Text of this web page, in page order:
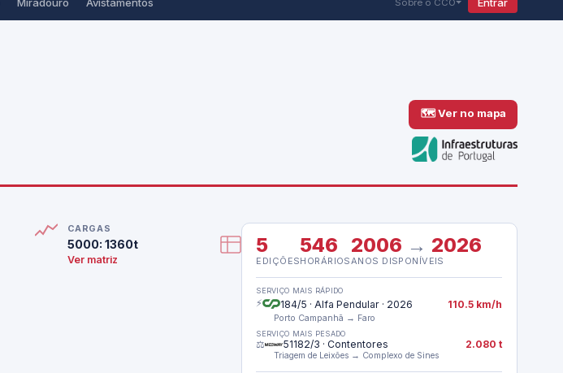
Sobre o CCO
🗺 Ver no mapa
CARGAS
5000: 1360t
Ver matriz
5
EDIÇÕES
546
HORÁRIOS
2006 → 2026
ANOS DISPONÍVEIS
SERVIÇO MAIS RÁPIDO
⚡ 184/5 · Alfa Pendular · 2026 110.5 km/h
Porto Campanhã → Faro
SERVIÇO MAIS PESADO
⚖️ 51182/3 · Contentores 2.080 t
Triagem de Leixões → Complexo de Sines